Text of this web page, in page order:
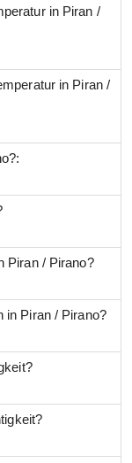
in Piran /
in Piran /
Piran / Pirano?
in Piran / Pirano?